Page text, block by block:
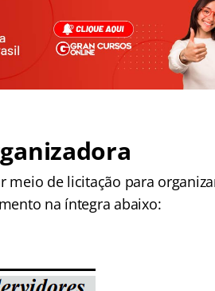
meio de licitação para
na íntegra abaixo: